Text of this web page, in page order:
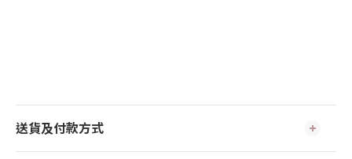
送貨及付款方式